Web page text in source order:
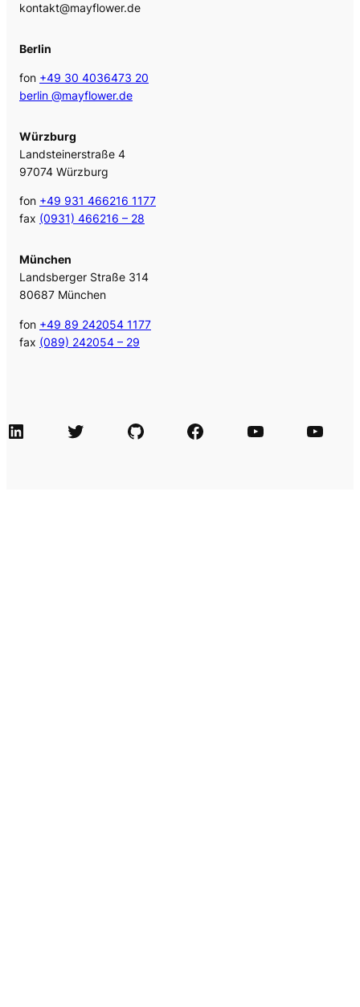
kontakt@mayflower.de
Berlin
fon +49 30 4036473 20
berlin @mayflower.de
Würzburg
Landsteinerstraße 4
97074 Würzburg
fon +49 931 466216 1177
fax (0931) 466216 – 28
München
Landsberger Straße 314
80687 München
fon +49 89 242054 1177
fax (089) 242054 – 29
LinkedIn Twitter GitHub Facebook Agile Videos Tech-Videos